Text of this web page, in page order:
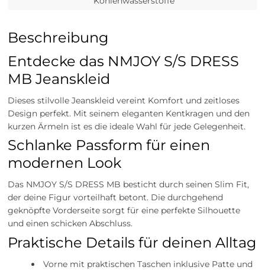
Beschreibung
Entdecke das NMJOY S/S DRESS
MB Jeanskleid
Dieses stilvolle Jeanskleid vereint Komfort und zeitloses
Design perfekt. Mit seinem eleganten Kentkragen und den
kurzen Ärmeln ist es die ideale Wahl für jede Gelegenheit.
Schlanke Passform für einen
modernen Look
Das NMJOY S/S DRESS MB besticht durch seinen Slim Fit,
der deine Figur vorteilhaft betont. Die durchgehend
geknöpfte Vorderseite sorgt für eine perfekte Silhouette
und einen schicken Abschluss.
Praktische Details für deinen Alltag
Vorne mit praktischen Taschen inklusive Patte und